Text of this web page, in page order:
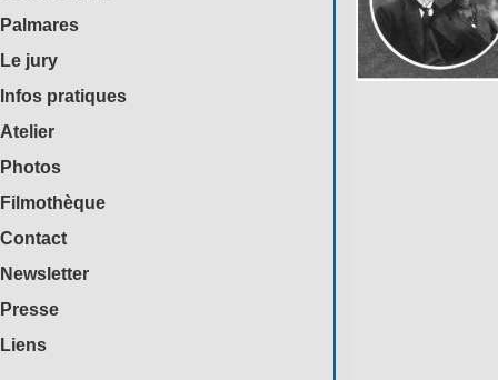
Palmares
Le jury
Infos pratiques
Atelier
Photos
Filmothèque
Contact
Newsletter
Presse
Liens